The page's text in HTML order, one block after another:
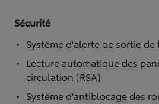
Sécurité
Système d'alerte de sortie de
Lecture automatique des
circulation (RSA)
Système d'antiblocage des